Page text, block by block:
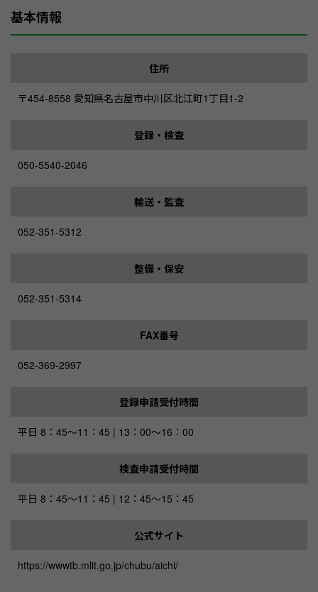
基本情報
住所
〒454-8558 愛知県名古屋市中川区北江町1丁目1-2
登録・検査
050-5540-2046
輸送・監査
052-351-5312
整備・保安
052-351-5314
FAX番号
052-369-2997
登録申請受付時間
平日 8：45～11：45 | 13：00～16：00
検査申請受付時間
平日 8：45～11：45 | 12：45～15：45
公式サイト
https://wwwtb.mlit.go.jp/chubu/aichi/